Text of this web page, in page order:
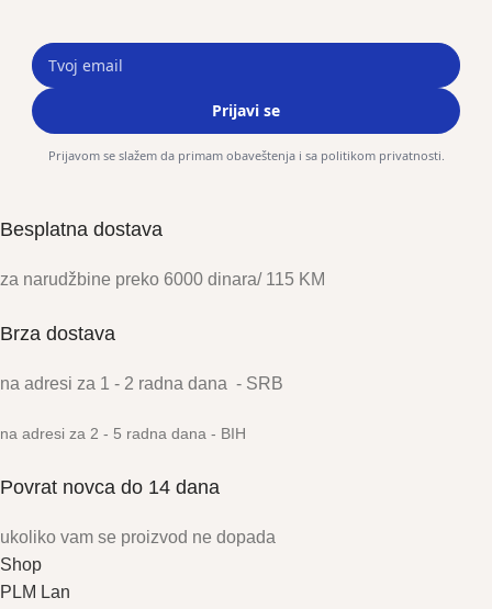
Prijavi se
Prijavom se slažem da primam obaveštenja i sa politikom privatnosti.
Besplatna dostava
za narudžbine preko 6000 dinara/ 115 KM
Brza dostava
na adresi za 1 - 2 radna dana - SRB
na adresi za 2 - 5 radna dana - BIH
Povrat novca do 14 dana
ukoliko vam se proizvod ne dopada
Shop
PLM Lan